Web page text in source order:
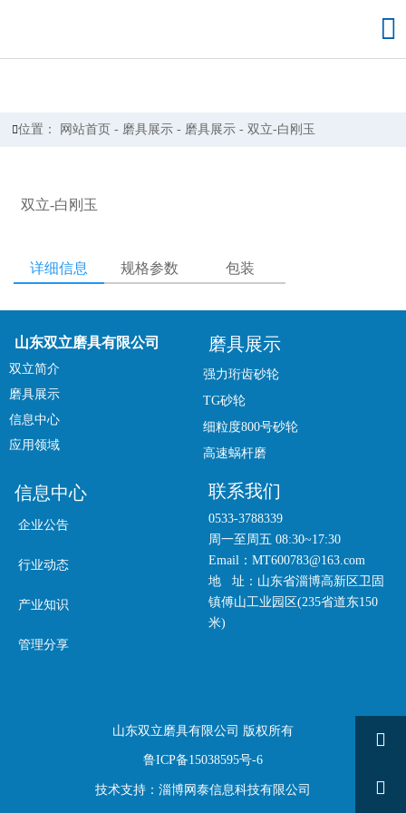

位置： 网站首页 - 磨具展示 - 磨具展示 - 双立-白刚玉
双立-白刚玉
详细信息 规格参数 包装
山东双立磨具有限公司
双立简介
磨具展示
信息中心
应用领域
磨具展示
强力珩齿砂轮
TG砂轮
细粒度800号砂轮
高速蜗杆磨
信息中心
企业公告
行业动态
产业知识
管理分享
联系我们
0533-3788339
周一至周五 08:30~17:30
Email：MT600783@163.com
地 址：山东省淄博高新区卫固
镇傅山工业园区(235省道东150
米)
山东双立磨具有限公司 版权所有
鲁ICP备15038595号-6
技术支持：淄博网泰信息科技有限公司

